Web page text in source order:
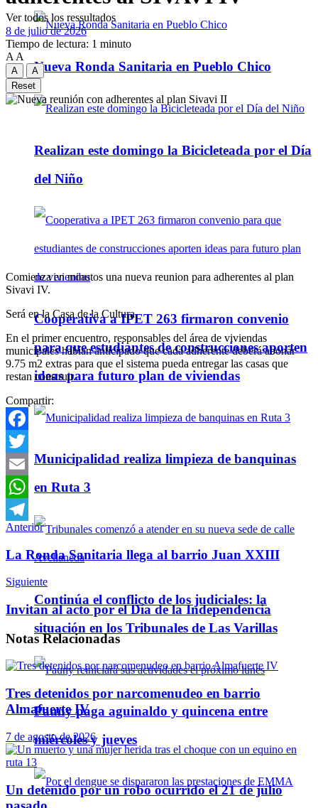
Nueva Ronda Sanitaria en Pueblo Chico
Realizan este domingo la Bicicleteada por el Día
del Niño
Cooperativa a IPET 263 firmaron convenio
para que estudiantes de construcciones aporten
ideas para futuro plan de viviendas
Municipalidad realiza limpieza de banquinas
en Ruta 3
Continúa el conflicto de los judiciales: la
situación en los Tribunales de Las Varillas
Pauny paga aguinaldo y quincena entre
miércoles y jueves
Ver todos los ressultados
8 de julio de 2026
Tiempo de lectura: 1 minuto
A A
A
A
Reset
Comienza en minutos una nueva reunion para adherentes al plan
Sivavi IV.
Será en la Casa de la Cultura.
En el primer encuentro, responsables del área de viviendas
municipales habían anticipado que cada adherente deberá abonar
9.75 m2 extras para que el sistema pueda entregar las casas que
restan construir.
Compartir:
Facebook
Twitter
Email
WhatsApp
Telegram
Anterior
La Ronda Sanitaria llega al barrio Juan XXIII
Siguiente
Invitan al acto por el Día de la Independencia
NotasRelacionadas
Tres detenidos por narcomenudeo en barrio
Almafuerte IV
7 de agosto de 2026
Un detenido por un robo ocurrido el 21 de julio